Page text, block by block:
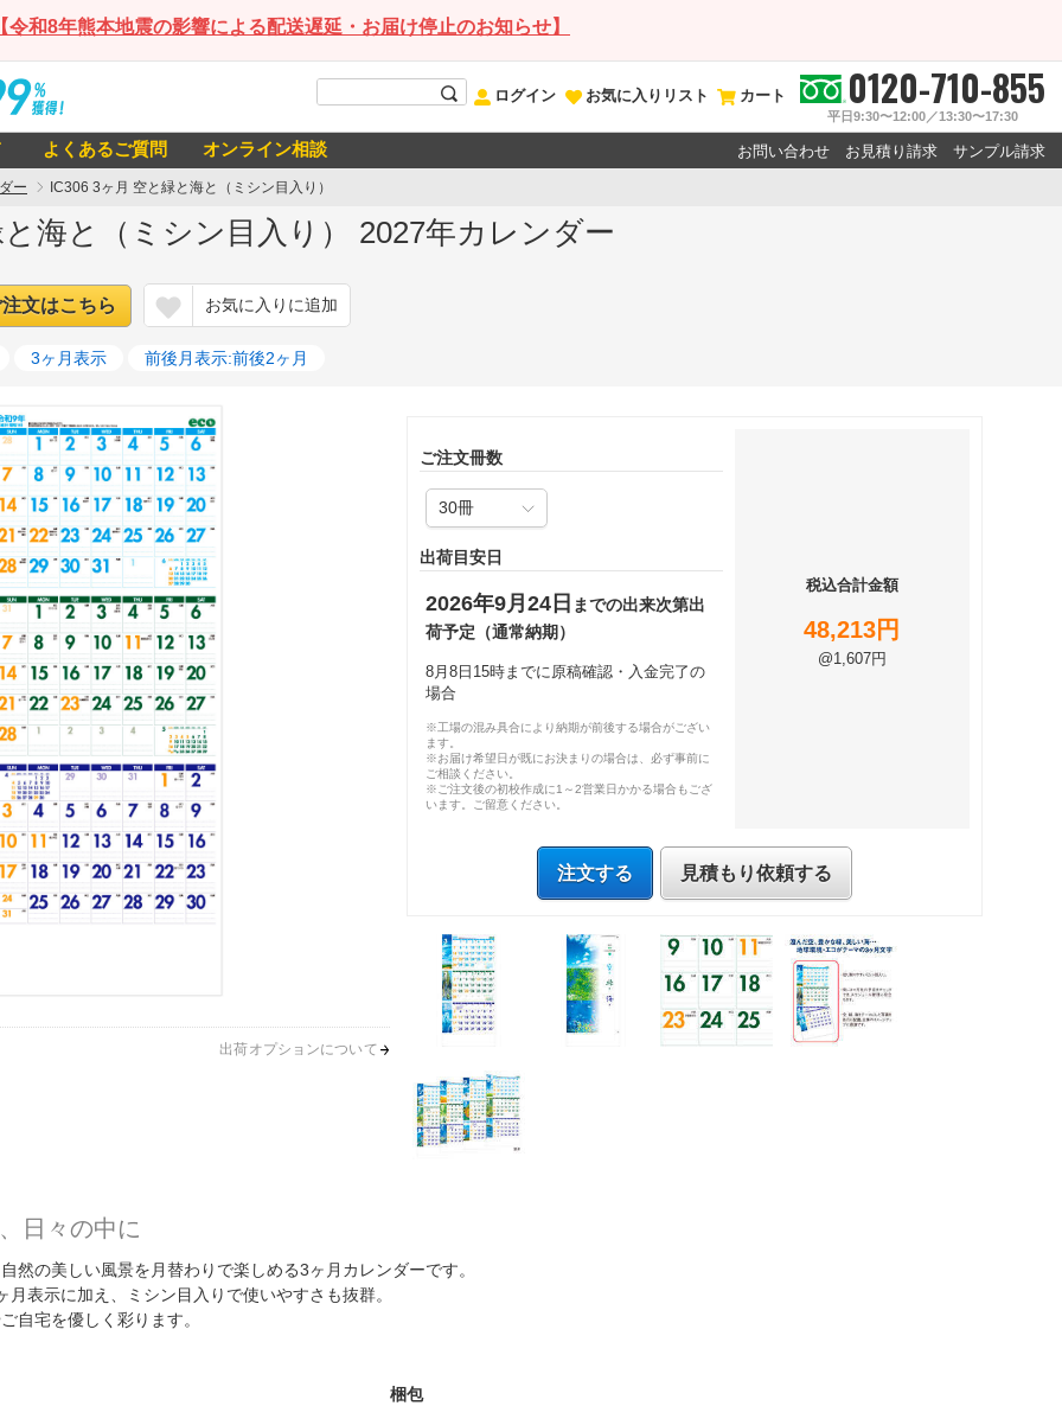
令和8年熊本地震の影響による配送遅延・お届け停止のお知らせ】
ログイン お気に入りリスト カート 0120-710-855
平日9:30〜12:00／13:30〜17:30
よくあるご質問 オンライン相談 お問い合わせ お見積り請求 サンプル請求
ー IC306 3ヶ月 空と緑と海と（ミシン目入り）
海と（ミシン目入り） 2027年カレンダー
文はこちら お気に入りに追加
3ヶ月表示 前後月表示:前後2ヶ月
出荷オプションについて
ご注文冊数
出荷目安日
2026年9月24日 までの出来次第出
荷予定（通常納期）
8月8日15時までに原稿確認・入金完了の
場合
※工場の混み具合により納期が前後する場合がござい
ます。
※お届け希望日が既にお決まりの場合は、必ず事前に
ご相談ください。
※ご注文後の初校作成に1～2営業日かかる場合もござ
います。ご留意ください。
税込合計金額
48,213円
@1,607円
注文する 見積もり依頼する
日々の中に
然の美しい風景を月替わりで楽しめる3ヶ月カレンダーです。
表示に加え、ミシン目入りで使いやすさも抜群。
自宅を優しく彩ります。
梱包